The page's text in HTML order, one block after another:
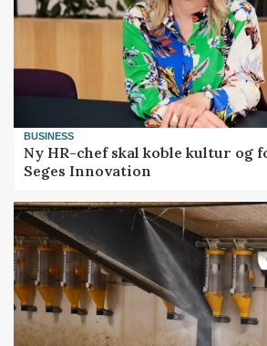
BUSINESS
Ny HR-chef skal koble kultur og
Seges Innovation